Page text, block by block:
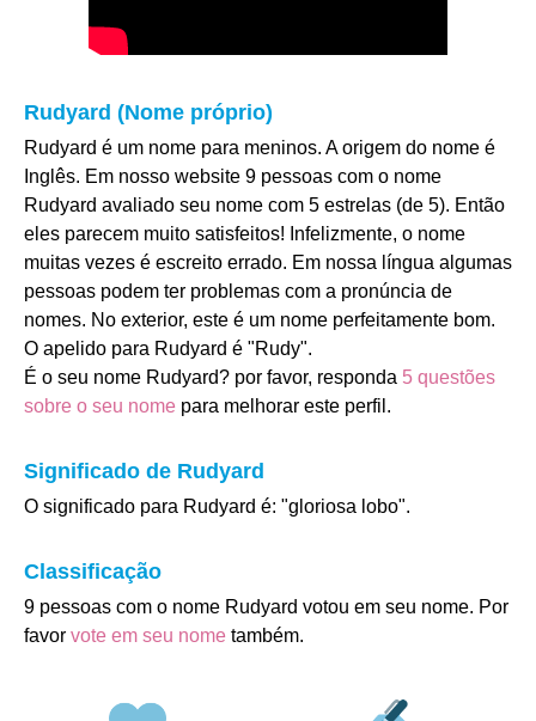
Rudyard (Nome próprio)
Rudyard é um nome para meninos. A origem do nome é
Inglês. Em nosso website 9 pessoas com o nome
Rudyard avaliado seu nome com 5 estrelas (de 5). Então
eles parecem muito satisfeitos! Infelizmente, o nome
muitas vezes é escreito errado. Em nossa língua algumas
pessoas podem ter problemas com a pronúncia de
nomes. No exterior, este é um nome perfeitamente bom.
O apelido para Rudyard é "Rudy".
É o seu nome Rudyard? por favor, responda 5 questões
sobre o seu nome para melhorar este perfil.
Significado de Rudyard
O significado para Rudyard é: "gloriosa lobo".
Classificação
9 pessoas com o nome Rudyard votou em seu nome. Por
favor vote em seu nome também.